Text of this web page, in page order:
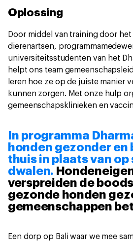
Oplossing
Door middel van training door het
dierenartsen,
universiteitsstudenten van het
helpt ons team
leren hoe ze op de juiste manier
kunnen zorgen. Met onze hulp
gemeenschapsklinieken en
In programma
honden gezonder en
thuis in plaats van
dwalen.
verspreiden de
gezonde honden
gemeenschappen
Een dorp op Bali waar we mee